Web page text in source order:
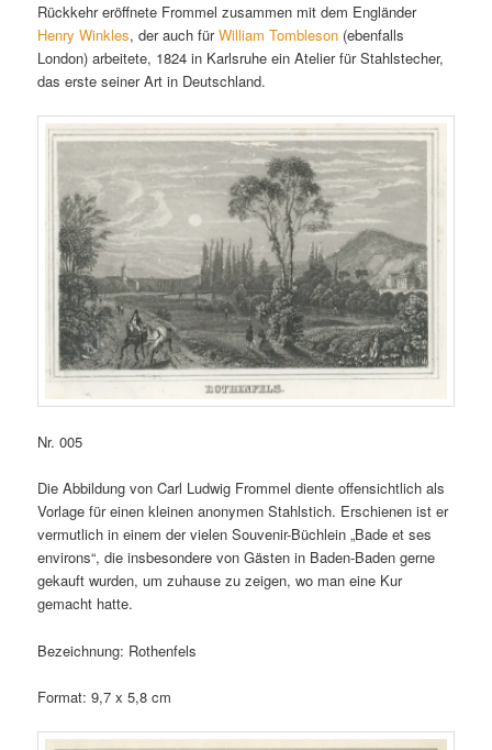
Rückkehr eröffnete Frommel zusammen mit dem Engländer
Henry Winkles, der auch fürWilliam Tombleson (ebenfalls
London) arbeitete, 1824 in Karlsruhe ein Atelier für Stahlstecher,
das erste seiner Art in Deutschland.
Nr. 005
Die Abbildung von Carl Ludwig Frommel diente offensichtlich als
Vorlage für einen kleinen anonymen Stahlstich. Erschienen ist er
vermutlich in einem der vielen Souvenir-Büchlein „Bade et ses
environs“, die insbesondere von Gästen in Baden-Baden gerne
gekauft wurden, um zuhause zu zeigen, wo man eine Kur
gemacht hatte.
Bezeichnung: Rothenfels
Format: 9,7 x 5,8 cm